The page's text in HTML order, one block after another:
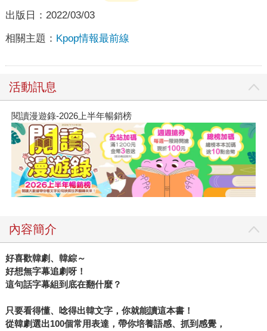
出版日： 2022/03/03
相關主題： Kpop情報最前線
活動訊息
閱讀漫遊錄-2026上半年暢銷榜
內容簡介
好喜歡韓劇、韓綜～
好想無字幕追劇呀！
這句話字幕組到底在翻什麼？
只要看得懂、唸得出韓文字，你就能讀這本書！
從韓劇選出100個常用表達，帶你培養語感、抓到感覺，